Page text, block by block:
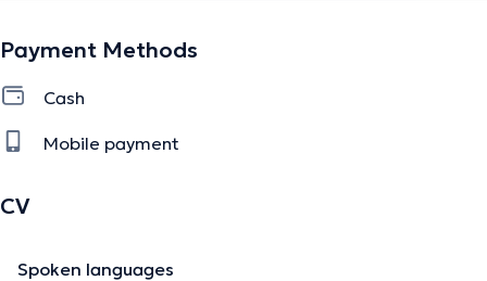
Payment Methods
Cash
Mobile payment
CV
Spoken languages